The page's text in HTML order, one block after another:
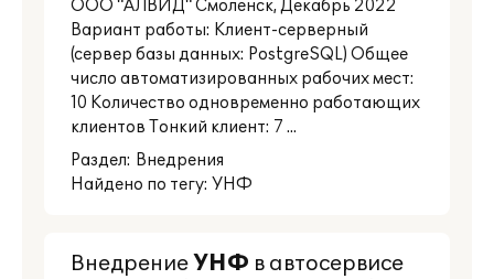
ООО "АЛВИД" Смоленск, Декабрь 2022
Вариант работы: Клиент-серверный
(сервер базы данных: PostgreSQL) Общее
число автоматизированных рабочих мест:
10 Количество одновременно работающих
клиентов Тонкий клиент: 7 ...
Раздел: Внедрения
Найдено по тегу: УНФ
ВнедрениеУНФ в автосервисе